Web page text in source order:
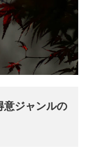
意ジャンルの